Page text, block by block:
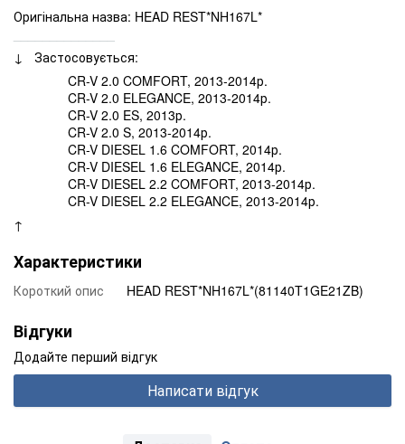
Оригінальна назва: HEAD REST*NH167L*
↓ Застосовується:
CR-V 2.0 COMFORT, 2013-2014р.
CR-V 2.0 ELEGANCE, 2013-2014р.
CR-V 2.0 ES, 2013р.
CR-V 2.0 S, 2013-2014р.
CR-V DIESEL 1.6 COMFORT, 2014р.
CR-V DIESEL 1.6 ELEGANCE, 2014р.
CR-V DIESEL 2.2 COMFORT, 2013-2014р.
CR-V DIESEL 2.2 ELEGANCE, 2013-2014р.
↑
Характеристики
Короткий опис HEAD REST*NH167L*(81140T1GE21ZB)
Відгуки
Додайте перший відгук
Написати відгук